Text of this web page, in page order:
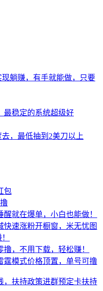
现躺赚，有手就能做，只要
最稳定的系统超级好
，最低抽到2美刀以上
包
就在爆单，小白也能做！
速涨粉开橱窗，米无忧图
，不用下载，轻松赚！
霆模式价格顶置，单号可撸
，扶持政策进群预定卡扶持